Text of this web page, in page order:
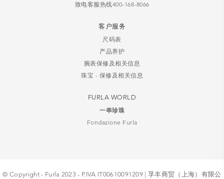
致电客服热线400-168-8066
客户服务
尺码表
产品养护
腕表保修及相关信息
珠宝 - 保修及相关信息
FURLA WORLD
一串珍珠
Fondazione Furla
© Copyright - Furla 2023 - P.IVA IT00610091209 | 孚丰商贸（上海）有限公